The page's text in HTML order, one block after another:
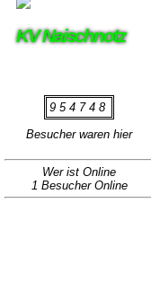
KV Naischnotz
954748
Besucher waren hier
Wer ist Online
1 Besucher Online